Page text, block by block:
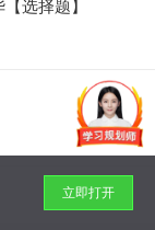
选择题】
立即打开